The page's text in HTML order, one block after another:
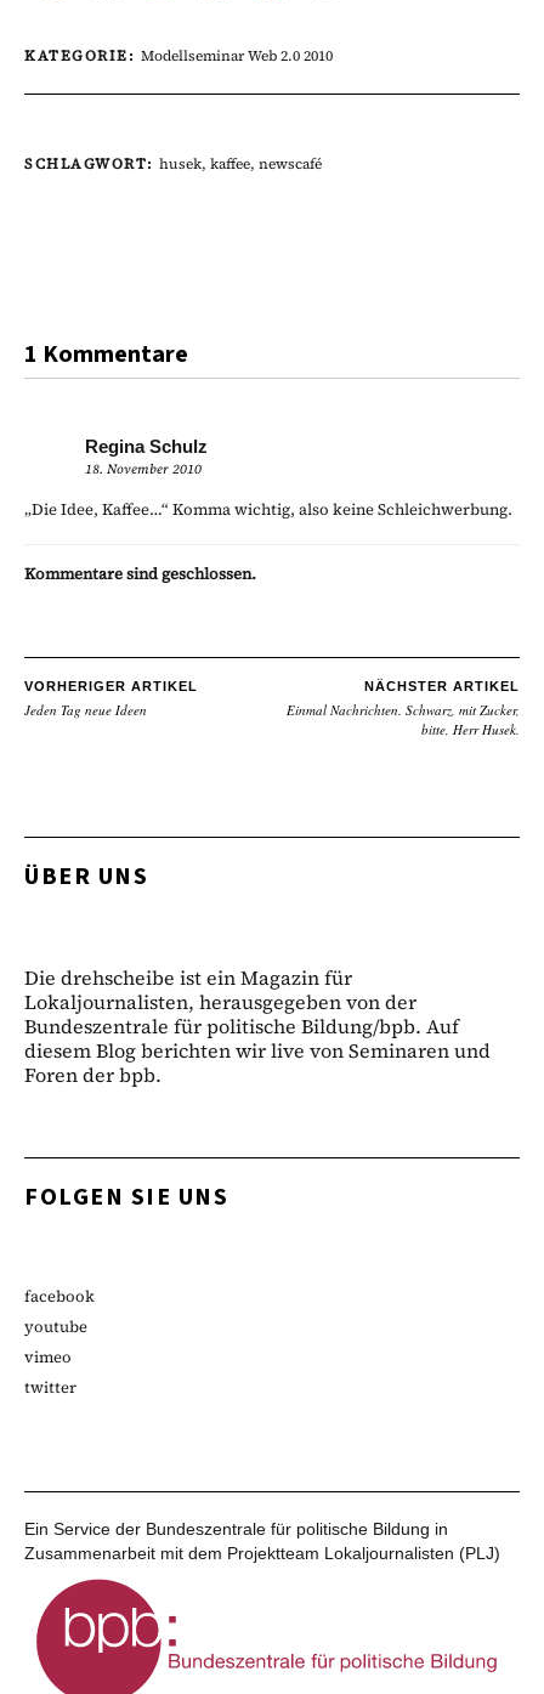
KATEGORIE: Modellseminar Web 2.0 2010
SCHLAGWORT: husek, kaffee, newscafé
1 Kommentare
Regina Schulz
18. November 2010
„Die Idee, Kaffee…“ Komma wichtig, also keine Schleichwerbung.
Kommentare sind geschlossen.
VORHERIGER ARTIKEL
Jeden Tag neue Ideen
NÄCHSTER ARTIKEL
Einmal Nachrichten. Schwarz, mit Zucker,
bitte, Herr Husek.
ÜBER UNS
Die drehscheibe ist ein Magazin für
Lokaljournalisten, herausgegeben von der
Bundeszentrale für politische Bildung/bpb. Auf
diesem Blog berichten wir live von Seminaren und
Foren der bpb.
FOLGEN SIE UNS
facebook
youtube
vimeo
twitter
Ein Service der Bundeszentrale für politische Bildung in
Zusammenarbeit mit dem Projektteam Lokaljournalisten (PLJ)